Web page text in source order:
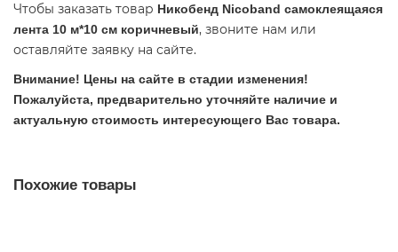
Чтобы заказать товар Никобенд Nicoband самоклеящаяся
лента 10 м*10 см коричневый, звоните нам или
оставляйте заявку на сайте.
Внимание! Цены на сайте в стадии изменения!
Пожалуйста, предварительно уточняйте наличие и
актуальную стоимость интересующего Вас товара.
Похожие товары